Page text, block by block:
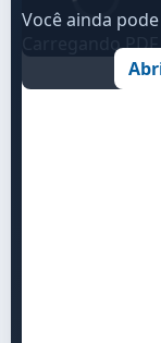
Carregando
Você ainda